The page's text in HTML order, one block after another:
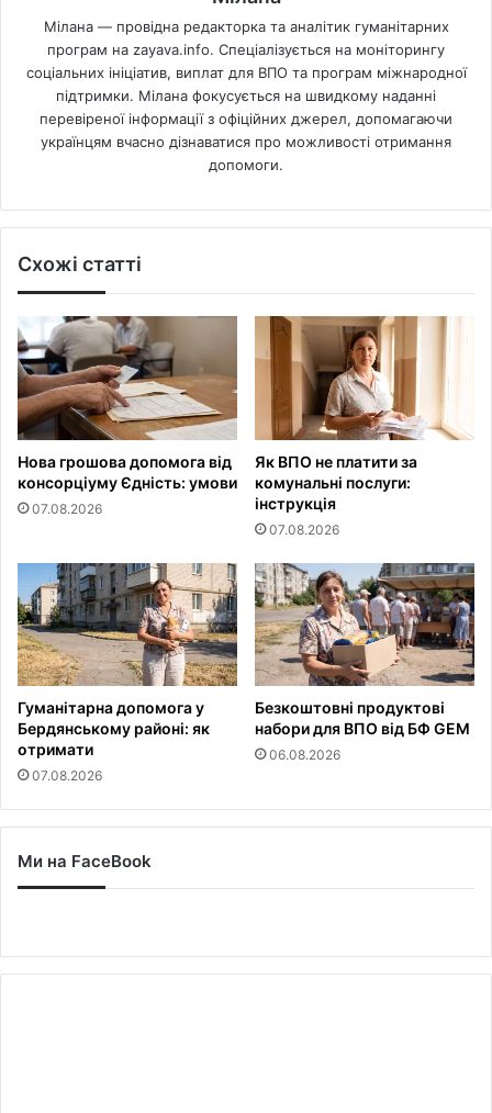
Мілана — провідна редакторка та аналітик гуманітарних
програм на zayava.info. Спеціалізується на моніторингу
соціальних ініціатив, виплат для ВПО та програм міжнародної
підтримки. Мілана фокусується на швидкому наданні
перевіреної інформації з офіційних джерел, допомагаючи
українцям вчасно дізнаватися про можливості отримання
допомоги.
Схожі статті
Нова грошова допомога від
консорціуму Єдність: умови
07.08.2026
Як ВПО не платити за
комунальні послуги:
інструкція
07.08.2026
Гуманітарна допомога у
Бердянському районі: як
отримати
07.08.2026
Безкоштовні продуктові
набори для ВПО від БФ GEM
06.08.2026
Ми на FaceBook